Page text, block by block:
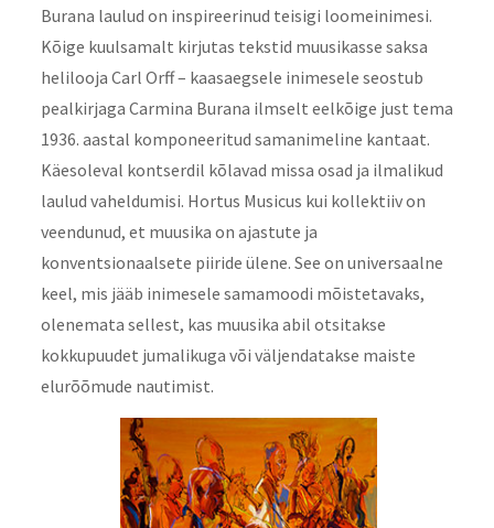
Burana laulud on inspireerinud teisigi loomeinimesi.
Kõige kuulsamalt kirjutas tekstid muusikasse saksa
helilooja Carl Orff – kaasaegsele inimesele seostub
pealkirjaga Carmina Burana ilmselt eelkõige just tema
1936. aastal komponeeritud samanimeline kantaat.
Käesoleval kontserdil kõlavad missa osad ja ilmalikud
laulud vaheldumisi. Hortus Musicus kui kollektiiv on
veendunud, et muusika on ajastute ja
konventsionaalsete piiride ülene. See on universaalne
keel, mis jääb inimesele samamoodi mõistetavaks,
olenemata sellest, kas muusika abil otsitakse
kokkupuudet jumalikuga või väljendatakse maiste
elurõõmude nautimist.